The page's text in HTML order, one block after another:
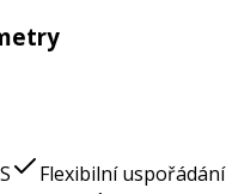
Flexibilní uspořádání